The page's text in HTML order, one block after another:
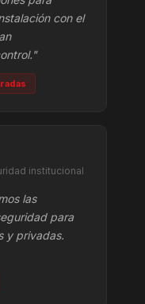
con el
institucional
las
para
y privadas.